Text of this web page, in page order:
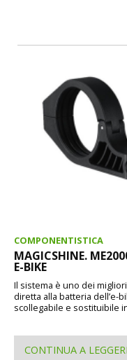
COMPONENTISTICA
MAGICSHINE.
E-BIKE
Il sistema è uno dei
diretta alla batteria dell’e-
scollegabile e sostituibile
CONTINUA A